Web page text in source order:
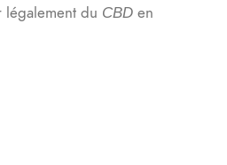
légalement du CBD en